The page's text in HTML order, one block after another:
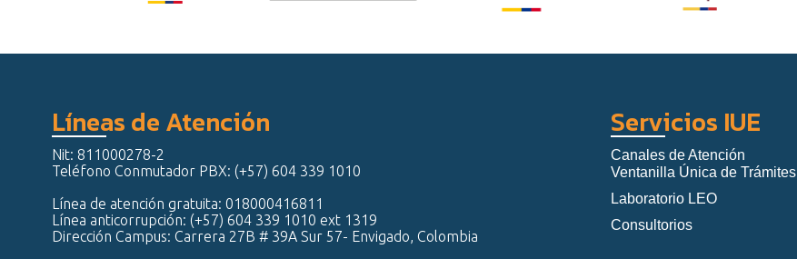
Líneas de Atención
Nit: 811000278-2
Teléfono Conmutador PBX: (+57) 604 339 1010
Línea de atención gratuita: 018000416811
Línea anticorrupción: (+57) 604 339 1010 ext 1319
Dirección Campus: Carrera 27B # 39A Sur 57- Envigado, Colombia
Servicios IUE
Canales de Atención
Ventanilla Única de Trámites
Laboratorio LEO
Consultorios